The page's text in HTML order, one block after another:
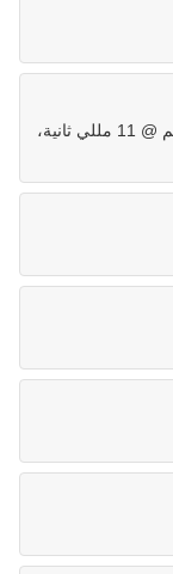
30 جم @ 6 مللي ثانية، الحفاظ على الدقة 50 جم @ 11 مللي ثانية،